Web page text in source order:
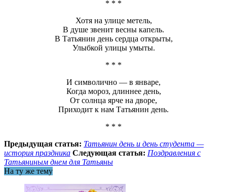
* * *
Хотя на улице метель,
В душе звенит весны капель.
В Татьянин день сердца открыты,
Улыбкой улицы умыты.
* * *
И символично — в январе,
Когда мороз, длиннее день,
От солнца ярче на дворе,
Приходит к нам Татьянин день.
* * *
Предыдущая статья: Татьянин день и день студента —
история праздника Следующая статья: Поздравления с
Татьяниным днем для Татьяны
На ту же тему